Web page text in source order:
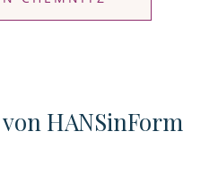
HANSinForm